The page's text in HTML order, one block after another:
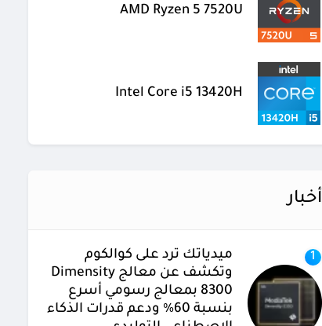
AMD Ryzen 5 7520U
Intel Core i5 13420H
أخبار
1
ميدياتك ترد على كوالكوم
وتكشف عن معالج Dimensity
8300 بمعالج رسومي أسرع
بنسبة 60% ودعم قدرات الذكاء